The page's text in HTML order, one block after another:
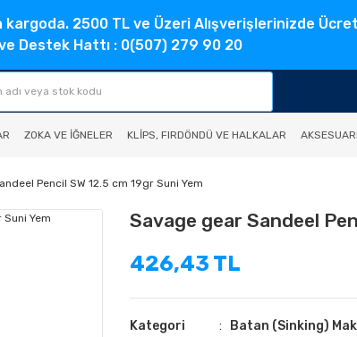
2500 TL ve Üzeri Alışverişlerinizde
Destek Hattı : 0(507) 279 90 20
ZOKA VE İĞNELER KLIPS, FIRDÖNDÜ VE HALKALAR
Pencil SW 12.5 cm 19gr Suni Yem
Savage gear Sandeel
426,43 TL
Kategori Batan (Sinking)